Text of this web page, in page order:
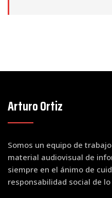
Arturo Ortiz
Somos un equipo de
material audiovisual de
siempre en el ánimo de
responsabilidad social de